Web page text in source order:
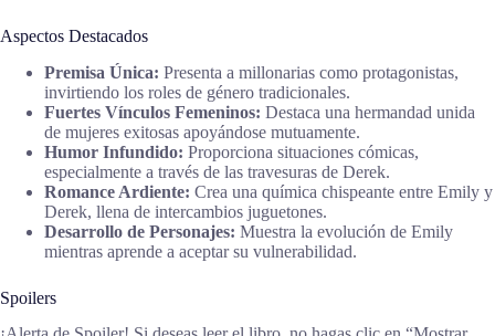
Aspectos Destacados
Premisa Única: Presenta a millonarias como protagonistas,
invirtiendo los roles de género tradicionales.
Fuertes Vínculos Femeninos: Destaca una hermandad unida
de mujeres exitosas apoyándose mutuamente.
Humor Infundido: Proporciona situaciones cómicas,
especialmente a través de las travesuras de Derek.
Romance Ardiente: Crea una química chispeante entre Emily y
Derek, llena de intercambios juguetones.
Desarrollo de Personajes: Muestra la evolución de Emily
mientras aprende a aceptar su vulnerabilidad.
Spoilers